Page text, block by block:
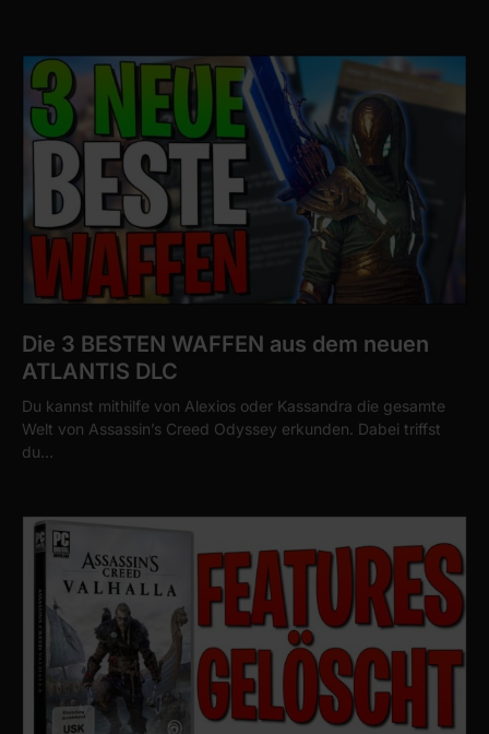
Die 3 BESTEN WAFFEN aus dem neuen
ATLANTIS DLC
Du kannst mithilfe von Alexios oder Kassandra die gesamte
Welt von Assassin’s Creed Odyssey erkunden. Dabei triffst
du…